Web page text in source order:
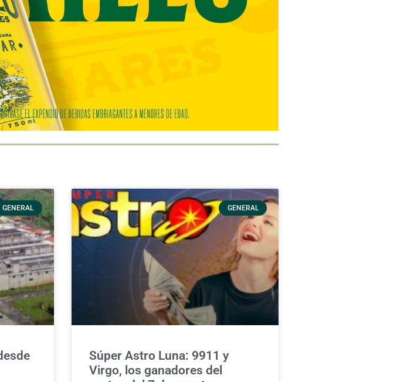
GENERAL GENERAL
Súper Astro Luna: 9911 y
Virgo, los ganadores del